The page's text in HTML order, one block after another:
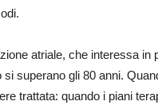
atriale, che interessa in
superano gli 80 anni.
trattata: quando i piani